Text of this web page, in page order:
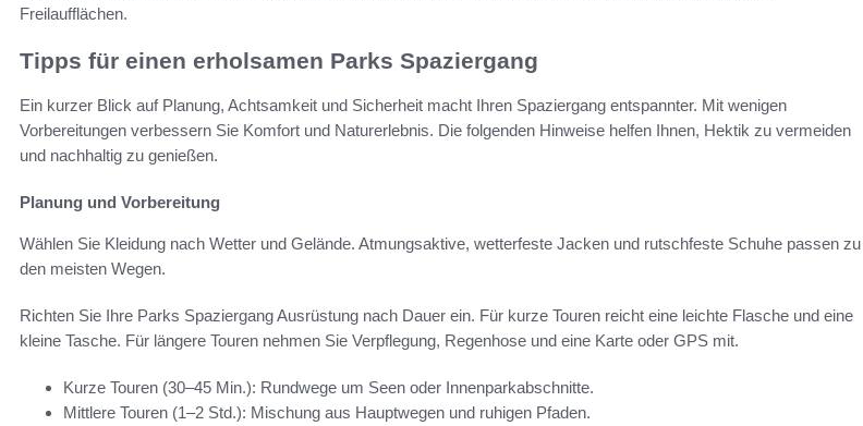
Freilaufflächen.
Tipps für einen erholsamen Parks Spaziergang
Ein kurzer Blick auf Planung, Achtsamkeit und Sicherheit macht Ihren Spaziergang entspannter. Mit wenigen
Vorbereitungen verbessern Sie Komfort und Naturerlebnis. Die folgenden Hinweise helfen Ihnen, Hektik zu vermeiden
und nachhaltig zu genießen.
Planung und Vorbereitung
Wählen Sie Kleidung nach Wetter und Gelände. Atmungsaktive, wetterfeste Jacken und rutschfeste Schuhe passen zu
den meisten Wegen.
Richten Sie Ihre Parks Spaziergang Ausrüstung nach Dauer ein. Für kurze Touren reicht eine leichte Flasche und eine
kleine Tasche. Für längere Touren nehmen Sie Verpflegung, Regenhose und eine Karte oder GPS mit.
Kurze Touren (30–45 Min.): Rundwege um Seen oder Innenparkabschnitte.
Mittlere Touren (1–2 Std.): Mischung aus Hauptwegen und ruhigen Pfaden.